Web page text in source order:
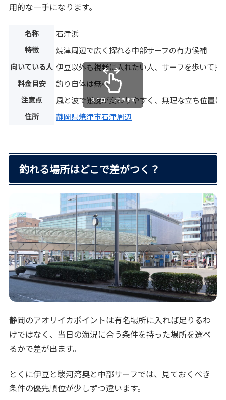
用的な一手になります。
名称 石津浜
特徴 焼津周辺で広く探れる中部サーフの有力候補
向いている人 伊豆以外も視野に入れたい人、サーフを歩いて探
料金目安 釣り自体は無料
注意点 風と波で難度が変わりやすく、無理な立ち位置は
住所 静岡県焼津市石津周辺
スクロールできます
釣れる場所はどこで差がつく？
静岡のアオリイカポイントは有名場所に入れば足りるわ
けではなく、当日の海況に合う条件を持った場所を選べ
るかで差が出ます。
とくに伊豆と駿河湾奥と中部サーフでは、見ておくべき
条件の優先順位が少しずつ違います。